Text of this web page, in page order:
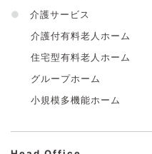
●
介護サービス
介護付有料老人ホーム
住宅型有料老人ホーム
グループホーム
小規模多機能ホーム